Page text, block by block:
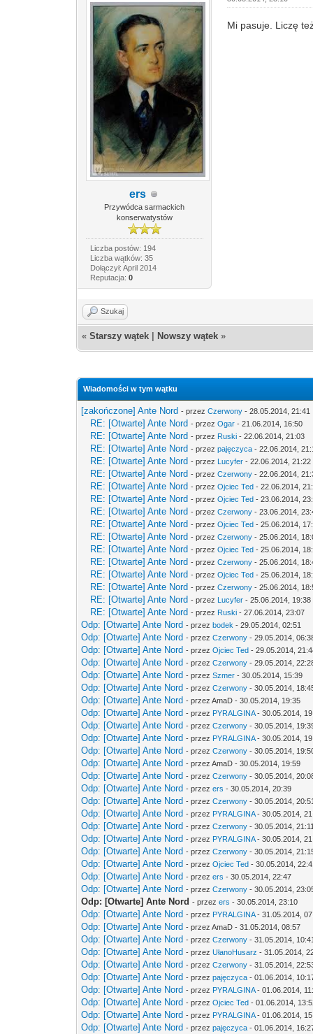
ers
Przywódca sarmackich
konserwatystów
Liczba postów: 194
Liczba wątków: 35
Dołączył: April 2014
Reputacja: 0
Mi pasuje. Liczę
Szukaj
«Starszy wątek Nowszy wątek »
Wiadomości w tym wątku
[zakończone] Ante Nord - przezCzerwony - 28.05.2014, 21:41
RE: [Otwarte] Ante Nord - przezOgar - 21.06.2014, 16:50
RE: [Otwarte] Ante Nord - przez Ruski - 22.06.2014, 21:03
RE: [Otwarte] Ante Nord - przezpajęczyca - 22.06.2014,
RE: [Otwarte] Ante Nord - przez Lucyfer - 22.06.2014, 21:22
RE: [Otwarte] Ante Nord - przezCzerwony - 22.06.2014,
RE: [Otwarte] Ante Nord - przezOjciec Ted - 22.06.2014,
RE: [Otwarte] Ante Nord - przezOjciec Ted - 23.06.2014,
RE: [Otwarte] Ante Nord - przezCzerwony - 23.06.2014,
RE: [Otwarte] Ante Nord - przezOjciec Ted - 25.06.2014,
RE: [Otwarte] Ante Nord - przezCzerwony - 25.06.2014,
RE: [Otwarte] Ante Nord - przezOjciec Ted - 25.06.2014,
RE: [Otwarte] Ante Nord - przezCzerwony - 25.06.2014,
RE: [Otwarte] Ante Nord - przezOjciec Ted - 25.06.2014,
RE: [Otwarte] Ante Nord - przezCzerwony - 25.06.2014,
RE: [Otwarte] Ante Nord - przez Lucyfer - 25.06.2014, 19:38
RE: [Otwarte] Ante Nord - przez Ruski - 27.06.2014, 23:07
Odp: [Otwarte] Ante Nord - przezbodek - 29.05.2014, 02:51
Odp: [Otwarte] Ante Nord - przezCzerwony - 29.05.2014,
Odp: [Otwarte] Ante Nord - przezOjciec Ted - 29.05.2014,
Odp: [Otwarte] Ante Nord - przezCzerwony - 29.05.2014,
Odp: [Otwarte] Ante Nord - przezSzmer - 30.05.2014, 15:39
Odp: [Otwarte] Ante Nord - przezCzerwony - 30.05.2014,
Odp: [Otwarte] Ante Nord - przez AmaD - 30.05.2014, 19:35
Odp: [Otwarte] Ante Nord - przez PYRALGINA- 30.05.2014,
Odp: [Otwarte] Ante Nord - przezCzerwony - 30.05.2014,
Odp: [Otwarte] Ante Nord - przez PYRALGINA- 30.05.2014,
Odp: [Otwarte] Ante Nord - przezCzerwony - 30.05.2014,
Odp: [Otwarte] Ante Nord - przez AmaD - 30.05.2014, 19:59
Odp: [Otwarte] Ante Nord - przezCzerwony - 30.05.2014,
Odp: [Otwarte] Ante Nord - przezers - 30.05.2014, 20:39
Odp: [Otwarte] Ante Nord - przezCzerwony - 30.05.2014, 20:51
Odp: [Otwarte] Ante Nord - przez PYRALGINA- 30.05.2014,
Odp: [Otwarte] Ante Nord - przezCzerwony - 30.05.2014, 21:11
Odp: [Otwarte] Ante Nord - przez PYRALGINA- 30.05.2014,
Odp: [Otwarte] Ante Nord - przezCzerwony - 30.05.2014,
Odp: [Otwarte] Ante Nord - przezOjciec Ted - 30.05.2014,
Odp: [Otwarte] Ante Nord - przezers - 30.05.2014, 22:47
Odp: [Otwarte] Ante Nord - przezCzerwony - 30.05.2014,
Odp: [Otwarte] Ante Nord - przezers - 30.05.2014, 23:10
Odp: [Otwarte] Ante Nord - przez PYRALGINA- 31.05.2014,
Odp: [Otwarte] Ante Nord - przez AmaD - 31.05.2014, 08:57
Odp: [Otwarte] Ante Nord - przezCzerwony - 31.05.2014, 10:41
Odp: [Otwarte] Ante Nord - przezUłanoHusarz - 31.05.2014,
Odp: [Otwarte] Ante Nord - przezCzerwony - 31.05.2014,
Odp: [Otwarte] Ante Nord - przezpajęczyca - 01.06.2014,
Odp: [Otwarte] Ante Nord - przez PYRALGINA- 01.06.2014,
Odp: [Otwarte] Ante Nord - przezOjciec Ted - 01.06.2014,
Odp: [Otwarte] Ante Nord - przez PYRALGINA- 01.06.2014,
Odp: [Otwarte] Ante Nord - przezpajęczyca - 01.06.2014,